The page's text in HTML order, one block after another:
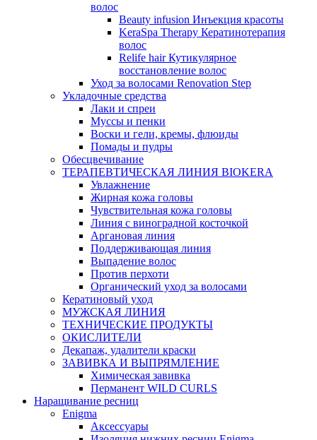
волос
Beauty infusion Инъекция красоты
KeraSpa Therapy Кератинотерапия
волос
Relife hair Кутикулярное
восстановление волос
Уход за волосами Renovation Step
Укладочные средства
Лаки и спреи
Муссы и пенки
Воски и гели, кремы, флюиды
Помады и пудры
Обесцвечивание
ТЕРАПЕВТИЧЕСКАЯ ЛИНИЯ BIOKERA
Увлажнение
Жирная кожа головы
Чувствительная кожа головы
Линия c виноградной косточкой
Аргановая линия
Поддерживающая линия
Выпадение волос
Против перхоти
Органический уход за волосами
Кератиновый уход
МУЖСКАЯ ЛИНИЯ
ТЕХНИЧЕСКИЕ ПРОДУКТЫ
ОКИСЛИТЕЛИ
Декапаж, удалители краски
ЗАВИВКА И ВЫПРЯМЛЕНИЕ
Химическая завивка
Перманент WILD CURLS
Наращивание ресниц
Enigma
Аксессуары